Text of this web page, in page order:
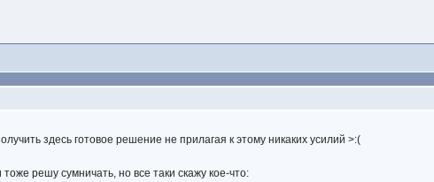
здесь готовое решение не прилагая к этому никаких усилий >:(
решу сумничать, но все таки скажу кое-что: